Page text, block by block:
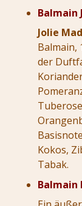
Balmain
Jolie
Balmain,
der
Kokos,
Tabak.
Balmain